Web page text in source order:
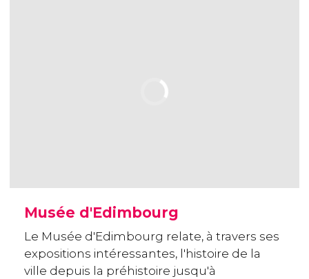
Musée d'Edimbourg
Le Musée d'Edimbourg relate, à travers ses
expositions intéressantes, l'histoire de la
ville depuis la préhistoire jusqu'à